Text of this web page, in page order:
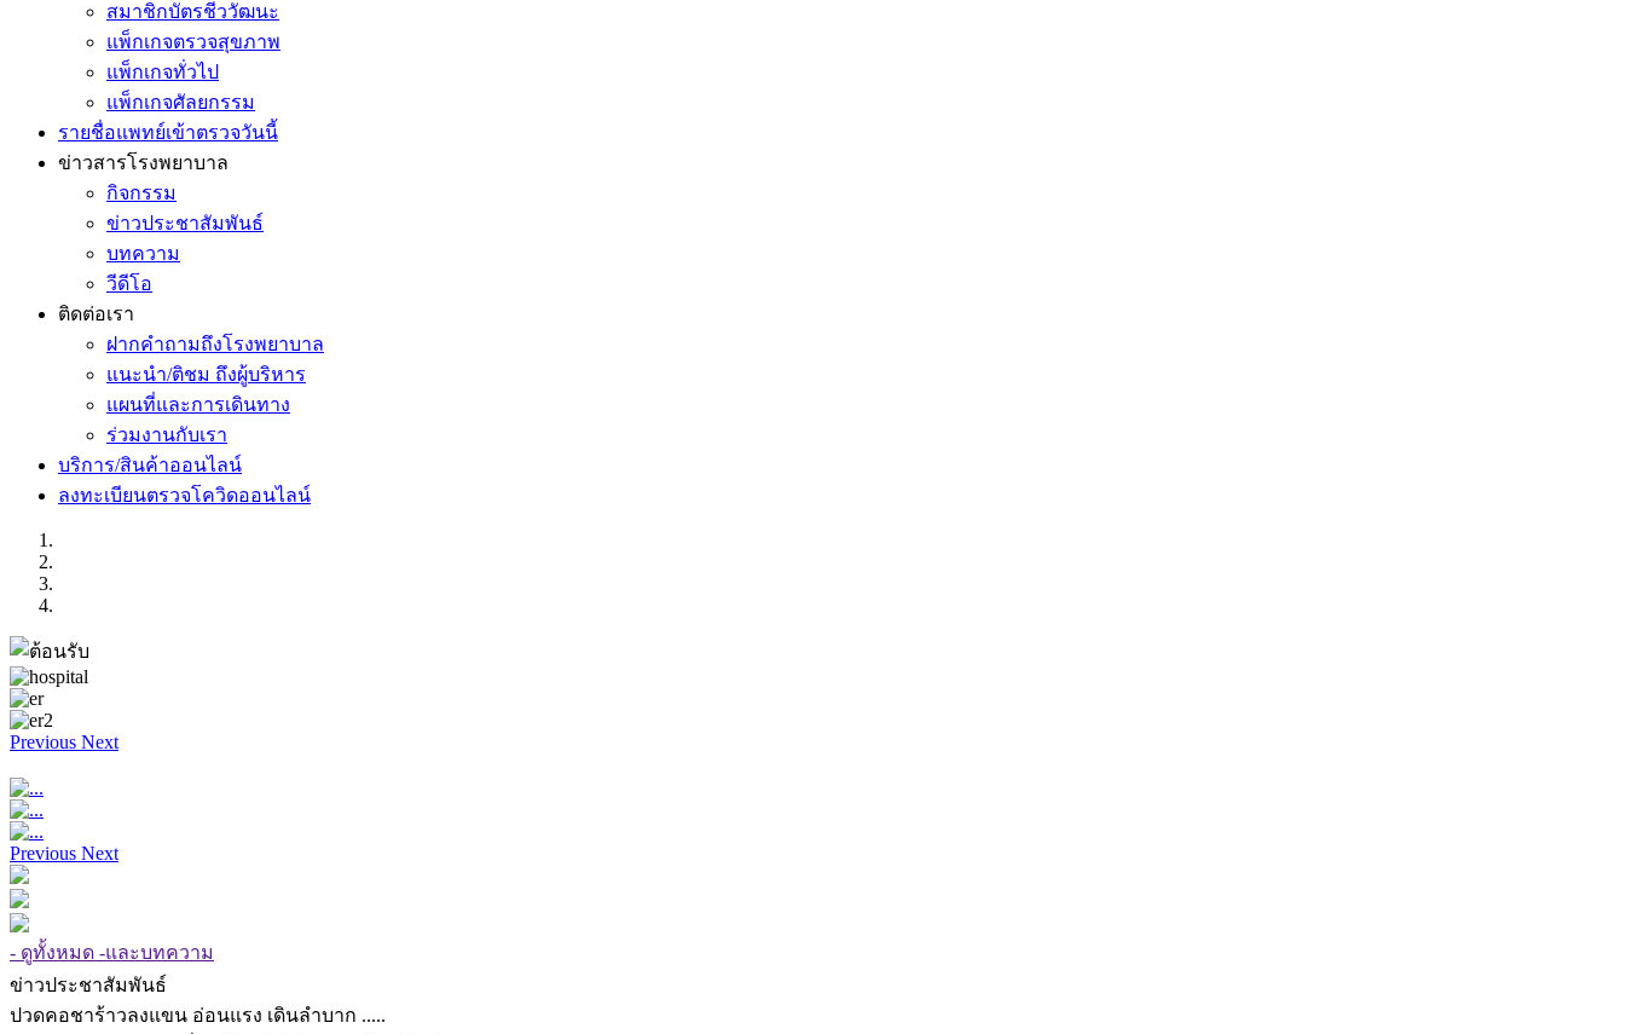
สมาชิกบัตรชีววัฒนะ
แพ็กเกจตรวจสุขภาพ
แพ็กเกจทั่วไป
แพ็กเกจศัลยกรรม
รายชื่อแพทย์เข้าตรวจวันนี้
ข่าวสารโรงพยาบาล
กิจกรรม
ข่าวประชาสัมพันธ์
บทความ
วีดีโอ
ติดต่อเรา
ฝากคำถามถึงโรงพยาบาล
แนะนำ/ติชม ถึงผู้บริหาร
แผนที่และการเดินทาง
ร่วมงานกับเรา
บริการ/สินค้าออนไลน์
ลงทะเบียนตรวจโควิดออนไลน์
Previous Next
Previous Next
- ดูทั้งหมด -และบทความ
ข่าวประชาสัมพันธ์
ปวดคอชาร้าวลงแขน อ่อนแรง เดินลำบาก .....